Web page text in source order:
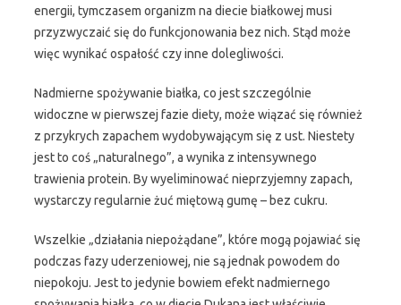
energii, tymczasem organizm na diecie białkowej musi
przyzwyczaić się do funkcjonowania bez nich. Stąd może
więc wynikać ospałość czy inne dolegliwości.
Nadmierne spożywanie białka, co jest szczególnie
widoczne w pierwszej fazie diety, może wiązać się również
z przykrych zapachem wydobywającym się z ust. Niestety
jest to coś „naturalnego”, a wynika z intensywnego
trawienia protein. By wyeliminować nieprzyjemny zapach,
wystarczy regularnie żuć miętową gumę – bez cukru.
Wszelkie „działania niepożądane”, które mogą pojawiać się
podczas fazy uderzeniowej, nie są jednak powodem do
niepokoju. Jest to jedynie bowiem efekt nadmiernego